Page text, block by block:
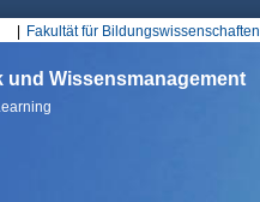
Fakultät für Bildungswissenschaften
und Wissensmanagement